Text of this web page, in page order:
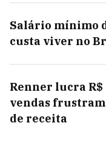
Salário mínimo
custa viver no
Renner lucra R$
vendas
de receita